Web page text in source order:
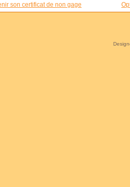
son certificat de non gage